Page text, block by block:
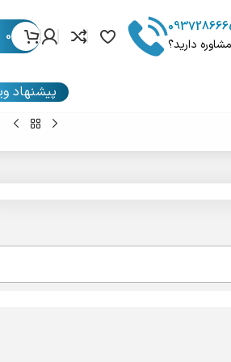
دارید؟
0
پیشنهاد